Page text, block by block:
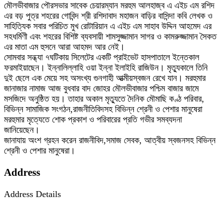
মৌলভীবাজার পৌরসভার সাবেক চেয়ারম্যান মরহুম আলহাজ্ব এ এইচ এম রশিদ
এর বড় পুত্র শহরের গোবিন্দ শ্রী রশিদাবাদ মহাজন বাড়ির বাসিন্দা কবি লেখক ও
সাহিত্যিক সবার পরিচিত মুখ রোটারিয়ান এ এইচ এম সাহাব উদ্দিন আহমেদ এর
সহধর্মিণী এবং শহরের বিশিষ্ট ব্যবসায়ী শামসুজ্জামান সাগর ও কামরুজ্জামান সৈকত
এর মাতা এম হুসনে আরা আহমদ আর নেই।
সোমবার সন্ধ্যা ৭ঘটিকায় সিলেটের একটি প্রাইভেট হাসপাতালে ইন্তেকাল
ফরমাইয়াছেন। ইন্নালিল্লাহি ওয়া ইন্না ইলাইহি রাজিউন। মৃত্যুকালে তিনি
দুই ছেলে এক মেয়ে সহ অসংখ্য গুনগাহী আত্মীয়স্বজন রেখে যান। মরহুমার
জানাজার নামাজ আজ বুধবার বাদ জোহর মৌলভীবাজার পশ্চিম বাজার জামে
মসজিদে অনুষ্ঠিত হয়। তাহার অকাল মৃত্যুতে দৈনিক মৌমাছি কণ্ঠ পরিবার,
বিভিন্ন সামাজিক সংগঠন,রাজনীতিবিদসহ বিভিন্ন শ্রেনী ও পেশার মানুষেরা
মরহুমার মৃত্যেতে শোক প্রকাশ ও পরিবারের প্রতি গভীর সমব্যদনা
জানিয়েছেন।
জানাযায় অংশ গ্রহন করেন রাজনীবিদ,সমাজ সেবক, আত্বীয় স্বজনসহ বিভিন্ন
শ্রেনী ও পেশার মানুষেরা।
Address
Address Details